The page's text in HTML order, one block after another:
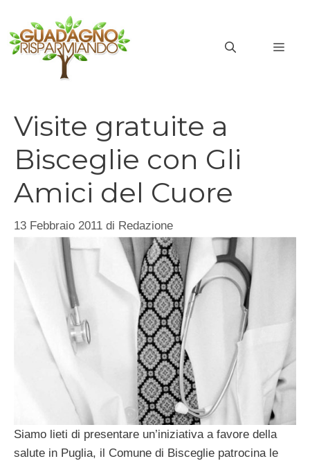
contenuto
Visite gratuite a
Bisceglie con Gli
Amici del Cuore
13 Febbraio 2011 di Redazione
Siamo lieti di presentare un’iniziativa a favore della
salute in Puglia, il Comune di Bisceglie patrocina le